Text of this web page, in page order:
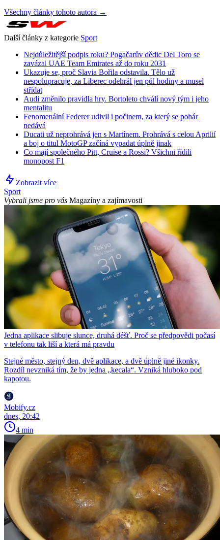
Všechny články tohoto autora →
Další články z kategorie Sport
Nejdůležitější podpis roku? Pogačarův dědic Del Toro se
zavázal UAE Team Emirates až do roku 2031
Ukazuje se, proč Slavia Bořila odstavila. Tělo už
nespolupracuje, za Liberec odehrál jen půl hodiny a musel
střídat
Audi změnilo pravidla hry. Bortoleto chválí nový tým i jeho
mentalitu
Fenomenální Federer udivil i počinem, za který se pohár
nedává
Ducati už neprohrává jen s Martínem. Prohrává s celou Aprilií
a boj o titul MotoGP začíná vypadat úplně jinak
Co mají společného Pitt, Cruise a Rossi? Všichni řídili
monopost F1
Zobrazit více
Sport
Vybrali jsme pro vás Magazíny a zajímavosti
Jedna aplikace slibuje slunce, druhá déšť. Proč se předpovědi počasí
v telefonu tak liší a která má pravdu
Stejné město, stejný den, dvě aplikace, a dvě úplně jiné ikonky.
Rozdíl nevzniká tím, že by jedna „kecala“. Vzniká hluboko pod
kapotou.
Mobify.cz
dnes, 20:42
4 min